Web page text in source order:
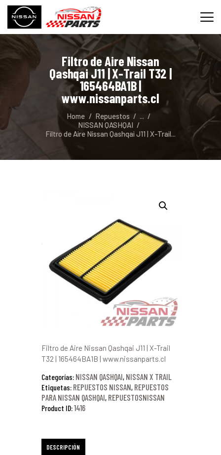
Filtro de Aire Nissan
Qashqai J11 | X-Trail T32 |
165464BA1B |
www.nissanparts.cl
Home Repuestos
...
NISSAN QASHQAI
Filtro de Aire Nissan Qashqai J11 | X-Trail...
INICIO
SERVICIOS
REPUESTOS
CONTACTO
Filtro de Aire Nissan Qashqai J11 | X-Trail
T32 | 165464BA1B | www.nissanparts.cl
Categorías: NISSAN QASHQAI, NISSAN X TRAIL
Etiquetas: REPUESTOS NISSAN, REPUESTOS
PARA NISSAN QASHQAI, REPUESTOSNISSAN
Product ID:1416
DESCRIPCIÓN